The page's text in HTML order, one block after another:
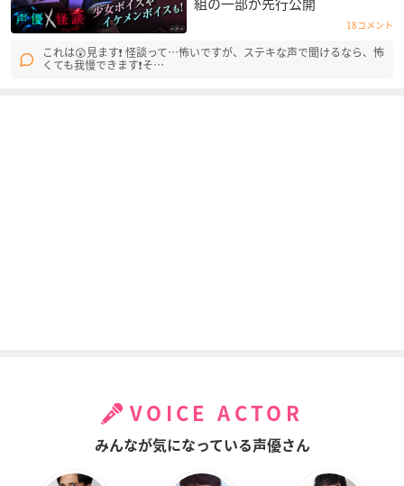
組の一部が先行公開
18コメント
これは😲見ます❗ 怪談って…怖いですが、ステキな声で聞けるなら、怖
くても我慢できます❗そ…
VOICE ACTOR
みんなが気になっている声優さん